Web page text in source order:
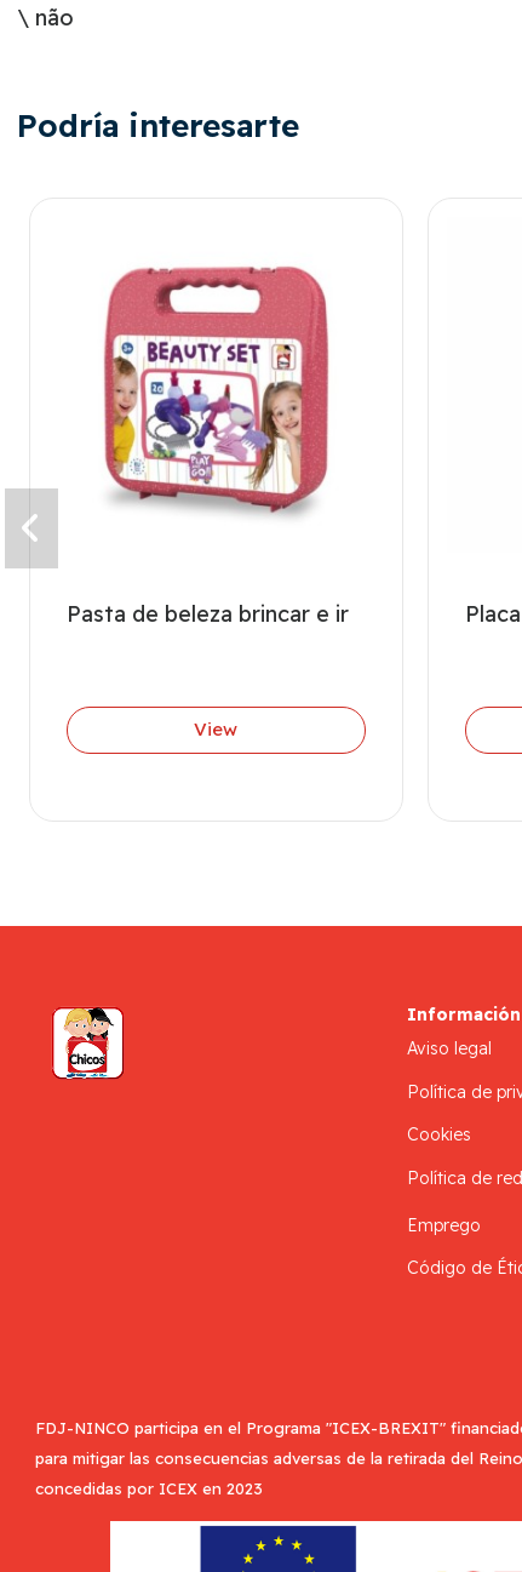
\ não
Podría interesarte
Pasta de beleza brincar e ir
View
Información
Aviso legal
Política de
Cookies
Política de
Emprego
Código de
FDJ-NINCO participa en el Programa "ICEX-BREXIT"
para mitigar las consecuencias adversas de la retirada del
concedidas por ICEX en 2023